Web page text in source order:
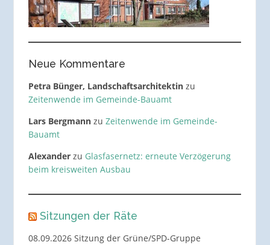
Neue Kommentare
Petra Bünger, Landschaftsarchitektinzu
Zeitenwende im Gemeinde-Bauamt
Lars Bergmannzu Zeitenwende im Gemeinde-
Bauamt
Alexanderzu Glasfasernetz: erneute Verzögerung
beim kreisweiten Ausbau
Sitzungen der Räte
08.09.2026 Sitzung der Grüne/SPD-Gruppe